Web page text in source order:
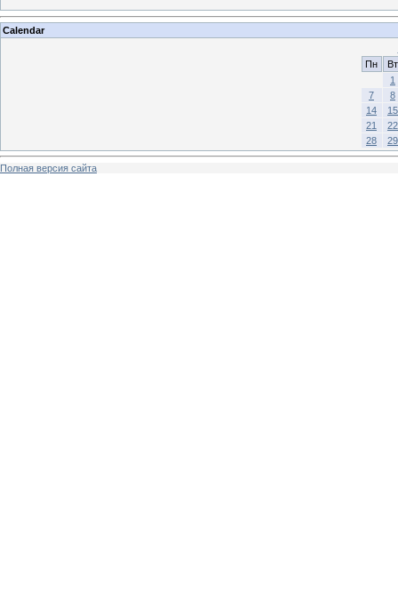
Calendar
Пн
Вт
1
7
8
14
15
21
22
28
29
Полная версия сайта